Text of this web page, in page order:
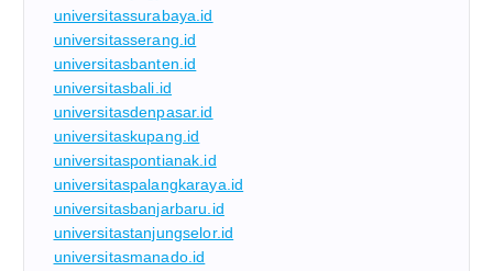
universitassurabaya.id
universitasserang.id
universitasbanten.id
universitasbali.id
universitasdenpasar.id
universitaskupang.id
universitaspontianak.id
universitaspalangkaraya.id
universitasbanjarbaru.id
universitastanjungselor.id
universitasmanado.id